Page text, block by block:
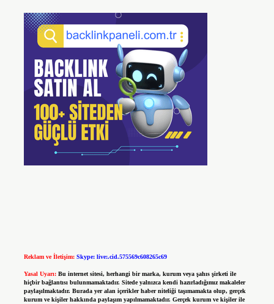
Reklam ve İletişim: Skype: live:.cid.575569c608265c69
Yasal Uyarı: Bu internet sitesi, herhangi bir marka, kurum veya şahıs şirketi ile
hiçbir bağlantısı bulunmamaktadır. Sitede yalnızca kendi hazırladığımız makaleler
paylaşılmaktadır. Burada yer alan içerikler haber niteliği taşımamakta olup, gerçek
kurum ve kişiler hakkında paylaşım yapılmamaktadır. Gerçek kurum ve kişiler ile